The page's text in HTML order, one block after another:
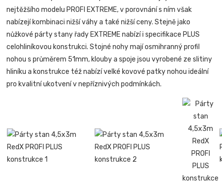
nejtěžšího modelu PROFI EXTREME, v porovnání s ním však
nabízejí kombinaci nižší váhy a také nižší ceny. Stejně jako
nůžkové párty stany řady EXTREME nabízí i specifikace PLUS
celohliníkovou konstrukci. Stojné nohy mají osmihranný profil
nohou s průměrem 51mm, klouby a spoje jsou vyrobené ze slitiny
hliníku a konstrukce též nabízí velké kovové patky nohou ideální
pro kvalitní ukotvení v nepříznivých podmínkách.